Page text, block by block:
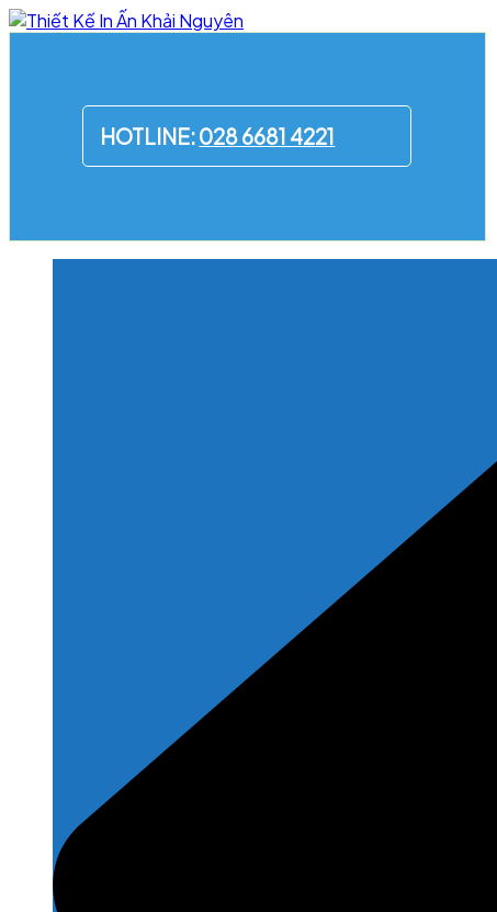
Skip
HOTLINE:028 6681 4221